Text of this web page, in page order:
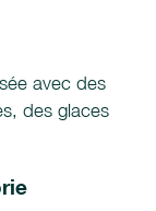
avec des
des glaces